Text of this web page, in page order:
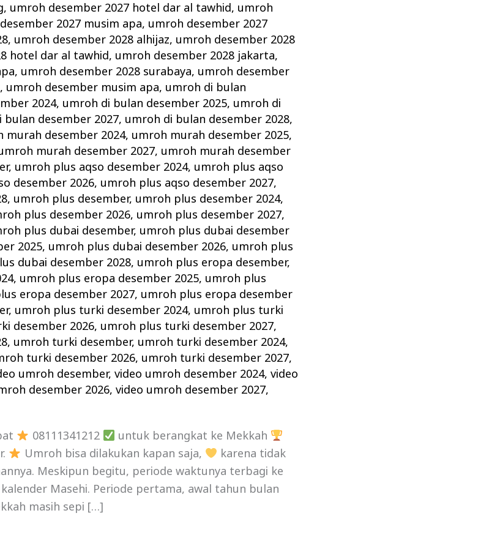
, umroh desember 2027 hotel dar al tawhid, umroh
2027 musim apa, umroh desember 2027
, umroh desember 2028 alhijaz, umroh desember 2028
hotel dar al tawhid, umroh desember 2028 jakarta,
, umroh desember 2028 surabaya, umroh desember
, umroh desember musim apa, umroh di bulan
2024, umroh di bulan desember 2025, umroh di
bulan desember 2027, umroh di bulan desember 2028,
murah desember 2024, umroh murah desember 2025,
murah desember 2027, umroh murah desember
, umroh plus aqso desember 2024, umroh plus aqso
desember 2026, umroh plus aqso desember 2027,
, umroh plus desember, umroh plus desember 2024,
plus desember 2026, umroh plus desember 2027,
plus dubai desember, umroh plus dubai desember
2025, umroh plus dubai desember 2026, umroh plus
dubai desember 2028, umroh plus eropa desember,
, umroh plus eropa desember 2025, umroh plus
eropa desember 2027, umroh plus eropa desember
, umroh plus turki desember 2024, umroh plus turki
desember 2026, umroh plus turki desember 2027,
, umroh turki desember, umroh turki desember 2024,
turki desember 2026, umroh turki desember 2027,
umroh desember,video umroh desember 2024,video
desember 2026,video umroh desember 2027,
08111341212
untuk berangkat ke Mekkah
Umroh bisa dilakukan kapan saja,
karena tidak
Meskipun begitu, periode waktunya terbagi ke
Masehi. Periode pertama, awal tahun bulan
masih sepi […]